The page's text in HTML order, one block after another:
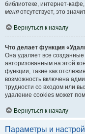
библиотеке, интернет-
меня отсутствует, это
Вернуться к началу
Что делает функция
Она удаляет все
авторизованным на этой
функции, такие как
возможность включена
трудности со входом или
удаление cookies может
Вернуться к началу
Параметры и